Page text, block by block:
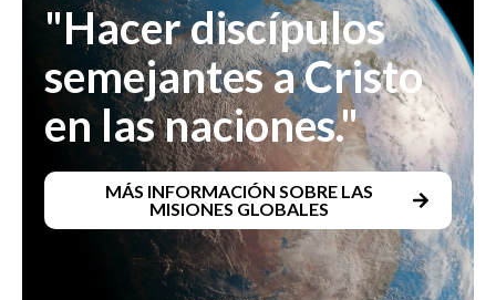
"Hacer discípulos
semejantes a Cristo
en las naciones."
MÁS INFORMACIÓN SOBRE LAS
MISIONES GLOBALES